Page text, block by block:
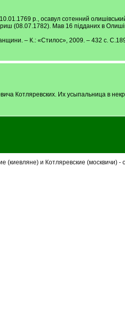
р., осавул сотенний
(08.07.1782). Мав 16 підданих в
– К.: «Стилос», 2009. – 432 с.
Котляревских. Их усыпальница в
(киевляне) и Котляревские (москвичи)